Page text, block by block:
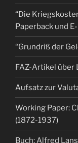
“Die
Paperback und
“Grundriß der
FAZ-Artikel über
Aufsatz zur
Working Paper:
(1872-1937)
Buch: Alfred